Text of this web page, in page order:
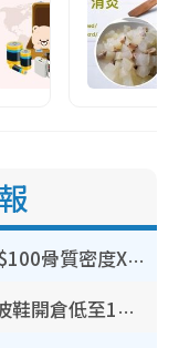
港大推賽馬會強化骨骼計劃！$100骨質密度X光檢查 完成免費運動訓練送超市禮券！附參加資格
開倉優惠 | 尖沙咀海港城名牌波鞋開倉低至1折！On鞋$899起／Joy&Peace鞋履$98起